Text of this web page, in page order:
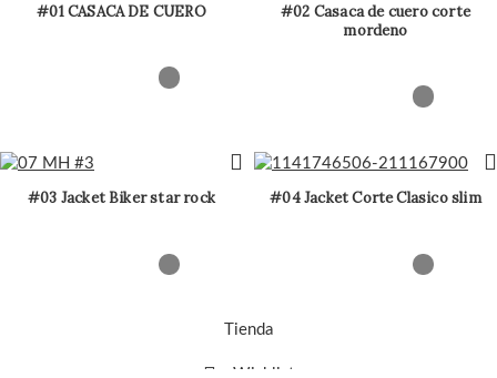
#01 CASACA DE CUERO
#02 Casaca de cuero corte
mordeno
#03 Jacket Biker star rock #04 Jacket Corte Clasico slim
Tienda
Wishlist